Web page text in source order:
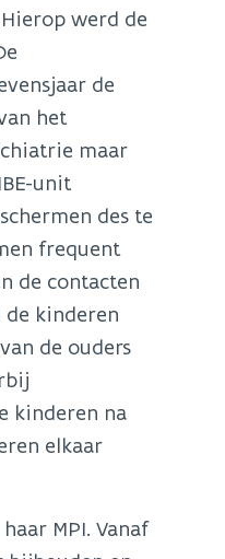
werd de
de
het
maar
unit
des te
frequent
de contacten
kinderen
de ouders
kinderen na
elkaar
MPI. Vanaf